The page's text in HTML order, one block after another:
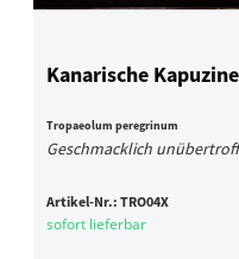
Kanarische
Tropaeolum peregrinum
Geschmacklich
Artikel-Nr.:TRO04X
sofort lieferbar